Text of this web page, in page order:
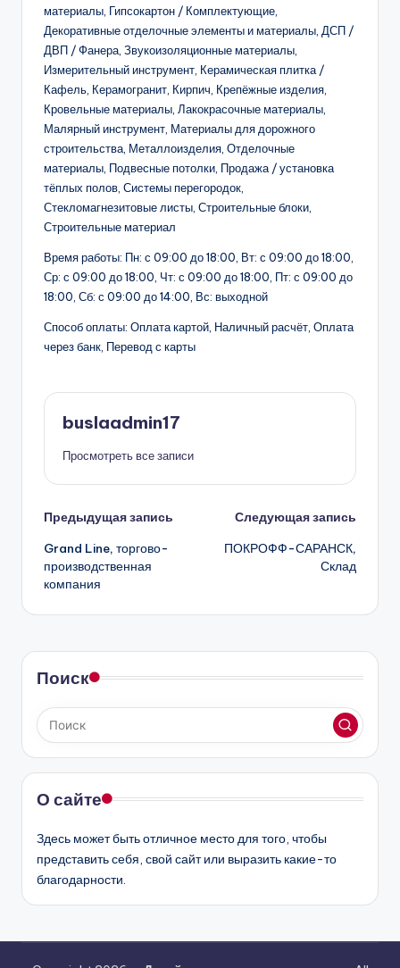
материалы, Гипсокартон / Комплектующие,
Декоративные отделочные элементы и материалы, ДСП /
ДВП / Фанера, Звукоизоляционные материалы,
Измерительный инструмент, Керамическая плитка /
Кафель, Керамогранит, Кирпич, Крепёжные изделия,
Кровельные материалы, Лакокрасочные материалы,
Малярный инструмент, Материалы для дорожного
строительства, Металлоизделия, Отделочные
материалы, Подвесные потолки, Продажа / установка
тёплых полов, Системы перегородок,
Стекломагнезитовые листы, Строительные блоки,
Строительные материал
Время работы: Пн: с 09:00 до 18:00, Вт: с 09:00 до 18:00,
Ср: с 09:00 до 18:00, Чт: с 09:00 до 18:00, Пт: с 09:00 до
18:00, Сб: с 09:00 до 14:00, Вс: выходной
Способ оплаты: Оплата картой, Наличный расчёт, Оплата
через банк, Перевод с карты
buslaadmin17
Просмотреть все записи
Навигация
записи
Предыдущая запись
Grand Line, торгово-
производственная
компания
Следующая запись
ПОКРОФФ-САРАНСК,
Склад
Поиск
О сайте
Здесь может быть отличное место для того, чтобы
представить себя, свой сайт или выразить какие-то
благодарности.